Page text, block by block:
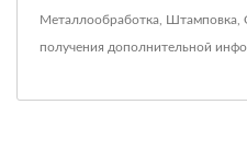
Металлообработка Штамповка
получения дополнительной